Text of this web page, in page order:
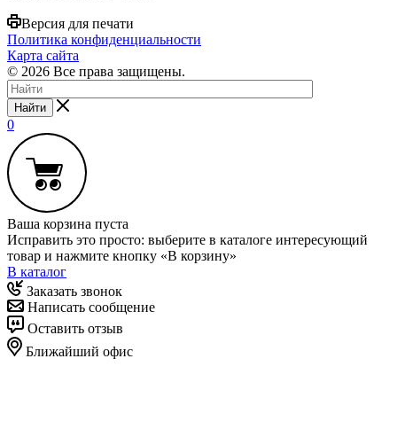
Версия для печати
Политика конфиденциальности
Карта сайта
© 2026 Все права защищены.
Найти
0
Ваша корзина пуста
Исправить это просто: выберите в каталоге интересующий
товар и нажмите кнопку «В корзину»
В каталог
Заказать звонок
Написать сообщение
Оставить отзыв
Ближайший офис